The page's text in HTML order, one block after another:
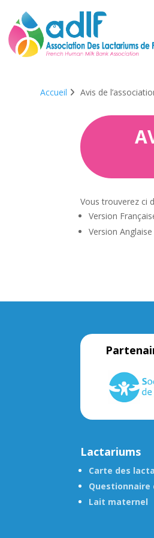
Accueil Avis de
Vous trouverez ci
Version
Version
Lactariums
Carte des
Questionnaire
Lait maternel